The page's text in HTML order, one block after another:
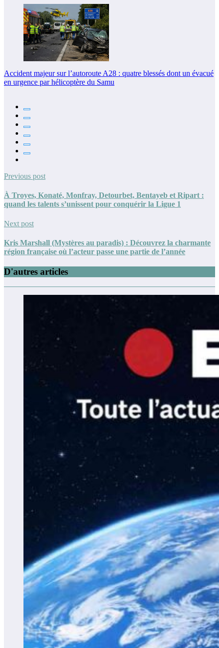
Accident majeur sur l’autoroute A28 : quatre blessés dont un évacué
en urgence par hélicoptère du Samu
Previous post
À Troyes, Konaté, Monfray, Detourbet, Bentayeb et Ripart :
quand les talents s’unissent pour conquérir la Ligue 1
Next post
Kris Marshall (Mystères au paradis) : Découvrez la charmante
région française où l’acteur passe une partie de l’année
D'autres articles